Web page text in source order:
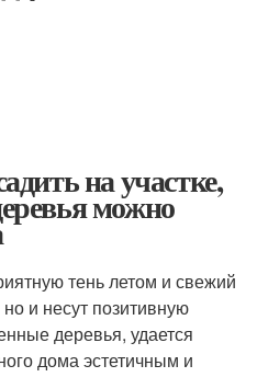
на участке,
можно
тень летом и свежий
и несут позитивную
деревья, удается
дома эстетичным и